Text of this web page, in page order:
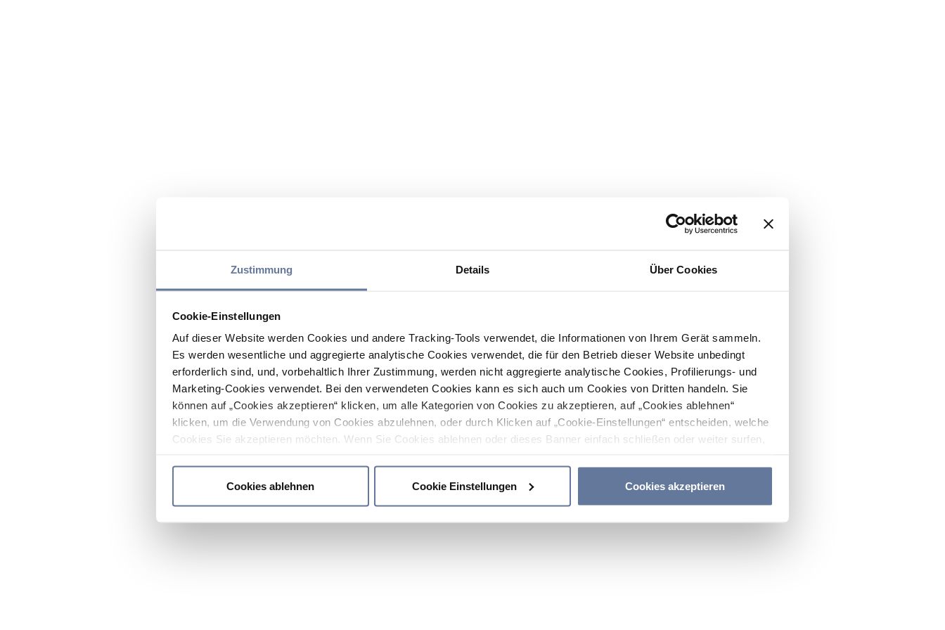
Zustimmung Details Über Cookies
Cookie-Einstellungen
Auf dieser Website werden Cookies und andere Tracking-Tools verwendet, die Informationen von Ihrem Gerät sammeln.
Es werden wesentliche und aggregierte analytische Cookies verwendet, die für den Betrieb dieser Website unbedingt
erforderlich sind, und, vorbehaltlich Ihrer Zustimmung, werden nicht aggregierte analytische Cookies, Profilierungs- und
Marketing-Cookies verwendet. Bei den verwendeten Cookies kann es sich auch um Cookies von Dritten handeln. Sie
können auf „Cookies akzeptieren“ klicken, um alle Kategorien von Cookies zu akzeptieren, auf „Cookies ablehnen“
klicken, um die Verwendung von Cookies abzulehnen, oder durch Klicken auf „Cookie-Einstellungen“ entscheiden, welche
Cookies Sie akzeptieren möchten. Wenn Sie Cookies ablehnen oder dieses Banner einfach schließen oder weiter surfen,
Cookies ablehnen
Cookie Einstellungen Cookies akzeptieren